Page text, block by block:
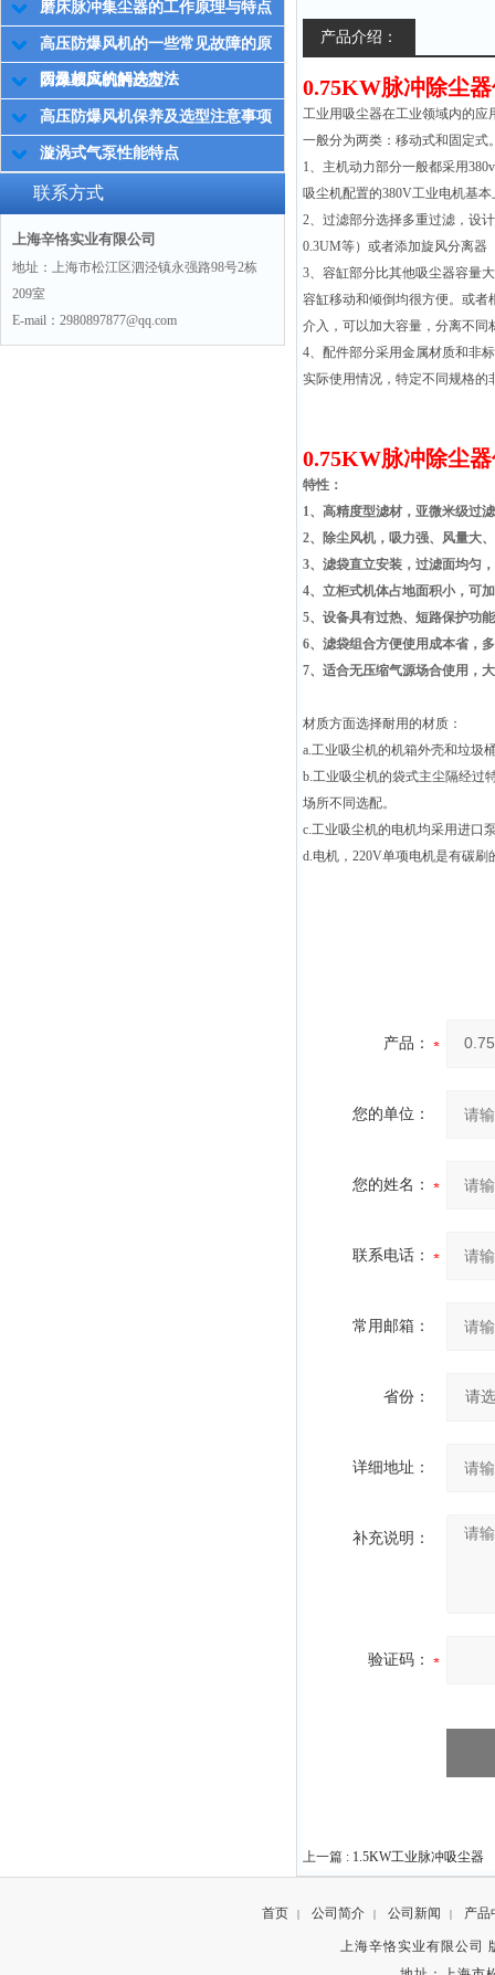
磨床脉冲集尘器的工作原理与特点
高压防爆风机的一些常见故障的原
因及相应的解决方法
防爆鼓风机的选型？
高压防爆风机保养及选型注意事项
漩涡式气泵性能特点
联系方式
上海辛恪实业有限公司
地址：上海市松江区泗泾镇永强路98号2栋
209室
E-mail：2980897877@qq.com
产品介绍：
0.75KW脉冲除尘
工业用吸尘器在工业领域内的应
一般分为两类：移动式和固定式
1、主机动力部分一般都采用
吸尘机配置的380V工业电机基
2、过滤部分选择多重过滤，设
0.3UM等）或者添加旋风分离器
3、容缸部分比其他吸尘器容量
容缸移动和倾倒均很方便。或者
介入，可以加大容量，分离不同
4、配件部分采用金属材质和非
实际使用情况，特定不同规格的
0.75KW脉冲除尘
特性：
1、高精度型滤材，亚微米级过
2、除尘风机，吸力强、风量大
3、滤袋直立安装，过滤面均匀
4、立柜式机体占地面积小，可
5、设备具有过热、短路保护功
6、滤袋组合方便使用成本省，
7、适合无压缩气源场合使用，
材质方面选择耐用的材质：
a.工业吸尘机的机箱外壳和垃圾
b.工业吸尘机的袋式主尘隔经过
场所不同选配。
c.工业吸尘机的电机均采用进口
d.电机，220V单项电机是有碳
产品：
您的单位：
您的姓名：
联系电话：
常用邮箱：
省份：
详细地址：
补充说明：
验证码：
上一篇 : 1.5KW工业脉冲吸尘器
首页 | 公司简介 | 公司新闻 | 产品
上海辛恪实业有限公司